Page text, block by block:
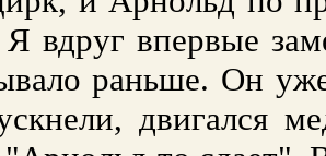
Я вдруг впервые
раньше. Он
двигался